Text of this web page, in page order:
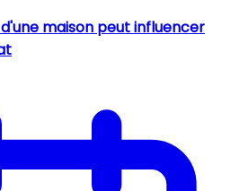
maison peut influencer